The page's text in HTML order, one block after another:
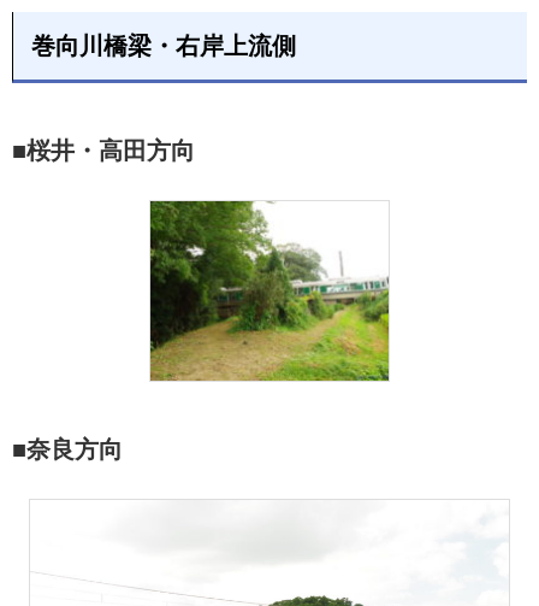
巻向川橋梁・右岸上流側
■桜井・高田方向
■奈良方向